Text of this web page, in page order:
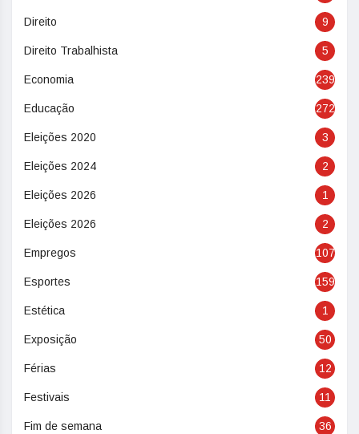
Direito 9
Direito Trabalhista 5
Economia 239
Educação 272
Eleições 2020 3
Eleições 2024 2
Eleições 2026 1
Eleições 2026 2
Empregos 107
Esportes 159
Estética 1
Exposição 50
Férias 12
Festivais 11
Fim de semana 36